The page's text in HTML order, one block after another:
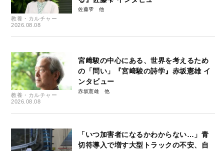
教養・カルチャー
2026.08.08
佐藤雫
教養・カルチャー
2026.08.08
宮﨑駿の中心にある、世界を考えるため
の「問い」『宮﨑駿の詩学』赤坂憲雄 イ
ンタビュー
赤坂憲雄
「いつ加害者になるかわからない…」青
切符導入で増す大型トラックの不安、自